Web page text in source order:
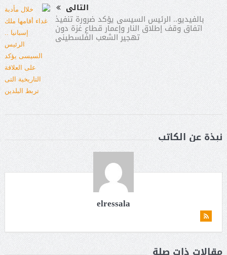
التالى
بالفيديو.. الرئيس السيسى يؤكد ضرورة تنفيذ
اتفاق وقف إطلاق النار وإعمار قطاع غزة دون
تهجير الشعب الفلسطينى
نبذة عن الكاتب
elressala